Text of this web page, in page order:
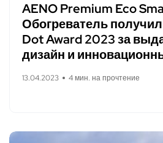
AENO Premium Eco
Обогреватель получил
Dot Award 2023 за
дизайн и
13.04.2023 4 мин. на прочтение